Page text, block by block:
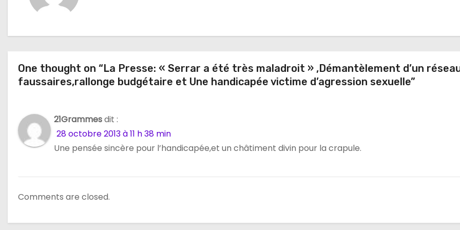
i
n
d
l
’
a
One thought on “La Presse: « Serrar a été très maladroit » ,Démantèlement d’un
faussaires,rallonge budgétaire et Une handicapée victime d’agression sexuelle”
21Grammesdit :
28 octobre 2013 à 11 h 38 min
Une pensée sincère pour l’handicapée,et un châtiment divin pour la crapule.
Comments are closed.